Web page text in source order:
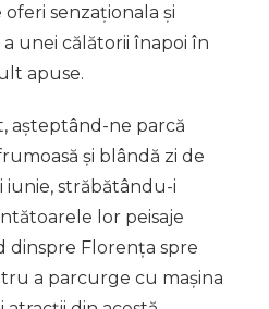
senzaționala și
unei călătorii înapoi în
apuse.
așteptând-ne parcă
și blândă zi de
iunie, străbătându-i
lor peisaje
dinspre Florența spre
a parcurge cu mașina